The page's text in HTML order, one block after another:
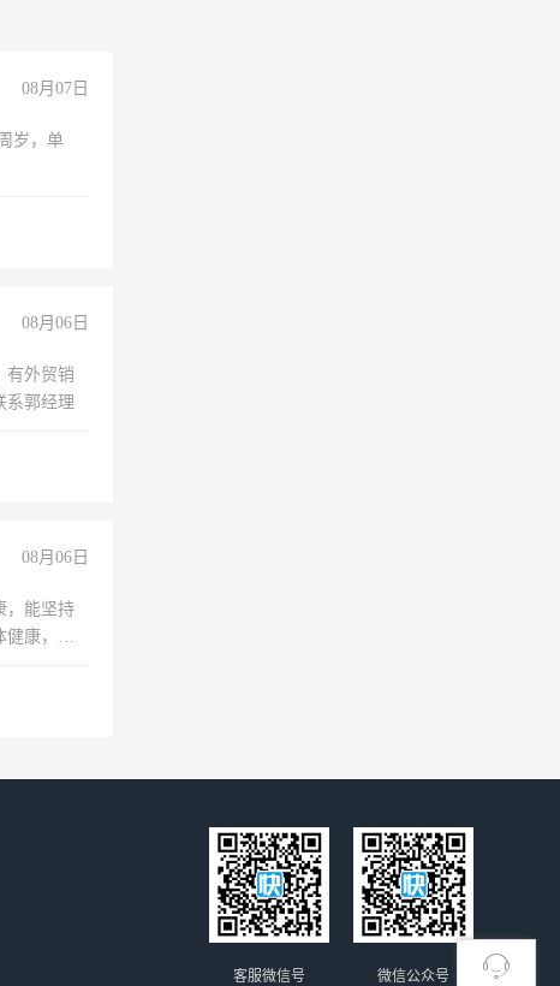
08月07日
岁，单
08月06日
有外贸销
系郭经理
08月06日
，能坚持
健康，有
文化，
微信公众号
客服微信号